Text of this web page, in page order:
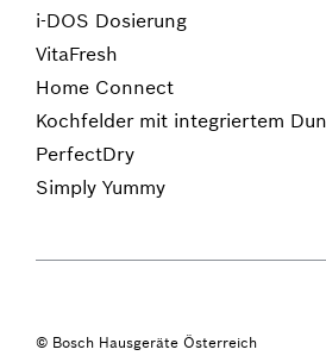
i-DOS Dosierung
VitaFresh
Home Connect
Kochfelder mit integriertem
PerfectDry
Simply Yummy
© Bosch Hausgeräte Österreich